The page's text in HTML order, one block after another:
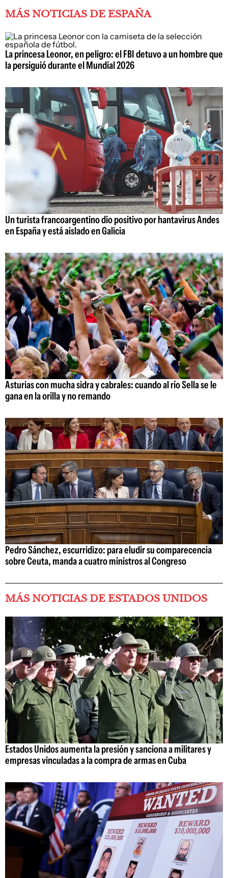
MÁS NOTICIAS DE ESPAÑA
La princesa Leonor, en peligro: el FBI detuvo a un hombre que
la persiguió durante el Mundial 2026
Un turista francoargentino dio positivo por hantavirus Andes
en España y está aislado en Galicia
Asturias con mucha sidra y cabrales: cuando al río Sella se le
gana en la orilla y no remando
Pedro Sánchez, escurridizo: para eludir su comparecencia
sobre Ceuta, manda a cuatro ministros al Congreso
MÁS NOTICIAS DE ESTADOS UNIDOS
Estados Unidos aumenta la presión y sanciona a militares y
empresas vinculadas a la compra de armas en Cuba